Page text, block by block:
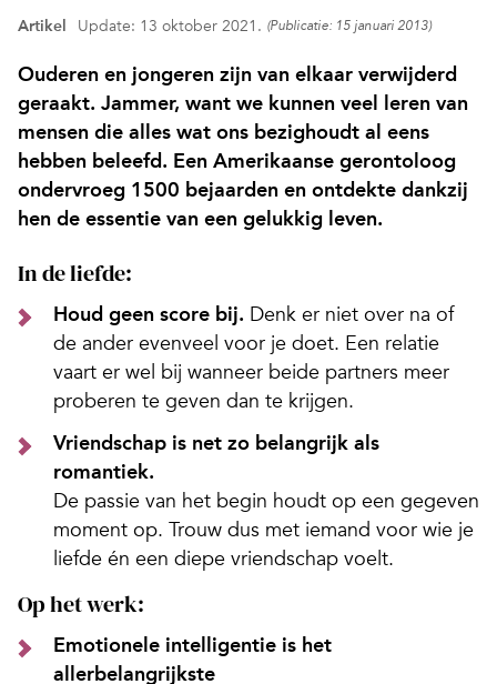
Artikel Update: 13 oktober 2021. (Publicatie: 15 januari 2013)
Ouderen en jongeren zijn van elkaar verwijderd
geraakt. Jammer, want we kunnen veel leren van
mensen die alles wat ons bezighoudt al eens
hebben beleefd. Een Amerikaanse gerontoloog
ondervroeg 1500 bejaarden en ontdekte dankzij
hen de essentie van een gelukkig leven.
In de liefde:
Houd geen score bij. Denk er niet over na of
de ander evenveel voor je doet. Een relatie
vaart er wel bij wanneer beide partners meer
proberen te geven dan te krijgen.
Vriendschap is net zo belangrijk als
romantiek.
De passie van het begin houdt op een gegeven
moment op. Trouw dus met iemand voor wie je
liefde én een diepe vriendschap voelt.
Op het werk:
Emotionele intelligentie is het
allerbelangrijkste